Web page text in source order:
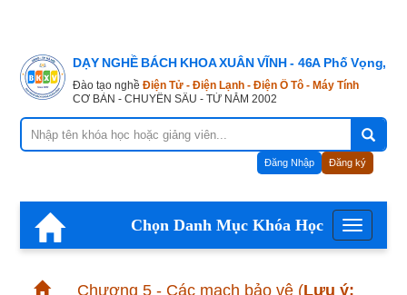
DẠY NGHỀ BÁCH KHOA XUÂN VĨNH - 46A Phố Vọng,
Đào tạo nghề Điện Tử - Điện Lạnh - Điện Ô Tô - Máy Tính
CƠ BẢN - CHUYÊN SÂU - TỪ NĂM 2002
Đăng Nhập Đăng ký
Menu
Chọn Danh Mục Khóa Học
Chương 5 - Các mạch bảo vệ (Lưu ý: